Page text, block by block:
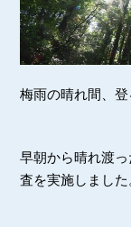
梅雨の晴れ間、
早朝から晴れ渡
査を実施しました